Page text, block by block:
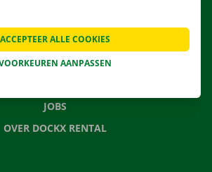
VEELGESTELDE VRAGEN
NIEUWS
JOBS
OVER DOCKX RENTAL
AANPASSEN
ACCEPTEER ALLE COOKIES